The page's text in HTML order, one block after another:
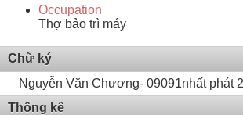
Occupation
Thợ bảo trì máy
Chữ ký
Nguyễn Văn Chương- 09091nhất phát
Thống kê